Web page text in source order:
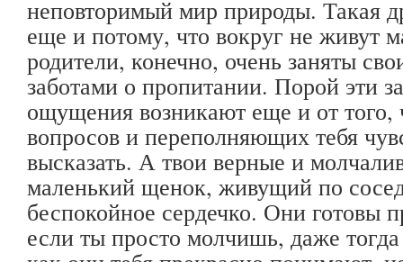
неповторимый мир природы. Такая
еще и потому, что вокруг не живут
родители, конечно, очень заняты
заботами о пропитании. Порой эти
ощущения возникают еще и от того,
вопросов и переполняющих тебя
высказать. А твои верные и
маленький щенок, живущий по
беспокойное сердечко. Они готовы
если ты просто молчишь, даже